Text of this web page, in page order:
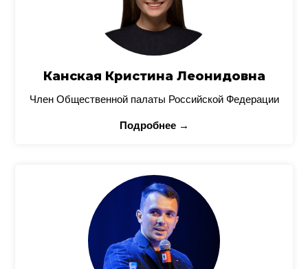
Канская Кристина Леонидовна
Член Общественной палаты Российской Федерации
Подробнее →